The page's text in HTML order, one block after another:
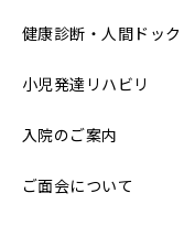
健康診断・人間ドック
小児発達リハビリ
入院のご案内
ご面会について